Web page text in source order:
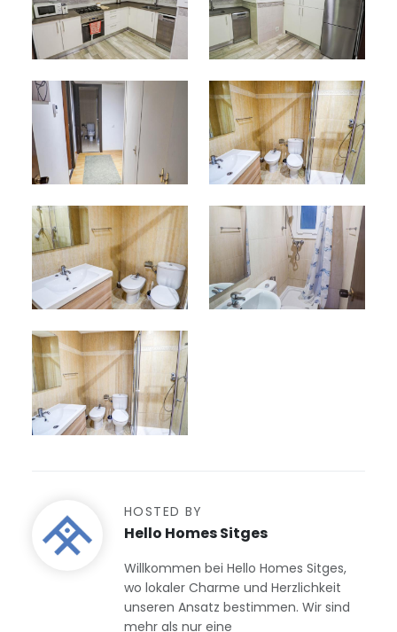
HOSTED BY
Hello Homes Sitges
Willkommen bei Hello Homes Sitges,
wo lokaler Charme und Herzlichkeit
unseren Ansatz bestimmen. Wir sind
mehr als nur eine